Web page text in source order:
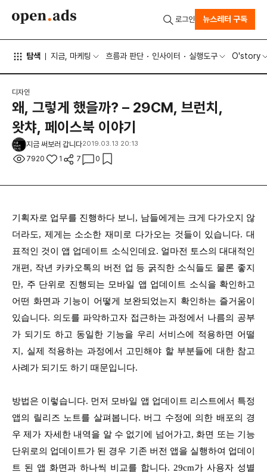
탐색 지금, 마케팅 흐름과 판단 인사이터 실행도구 O'story
로그인 뉴스레터 구독
디자인
왜, 그렇게 했을까? – 29CM, 브런치,
왓챠, 페이스북 이야기
지금 써보러 갑니다2019.03.13 20:13
7920 1 7 0
기획자로 업무를 진행하다 보니, 남들에게는 크게 다가오지 않
더라도, 제게는 소소한 재미로 다가오는 것들이 있습니다. 대
표적인 것이 앱 업데이트 소식인데요. 얼마전 토스의 대대적인
개편, 작년 카카오톡의 버전 업 등 굵직한 소식들도 물론 좋지
만, 주 단위로 진행되는 모바일 앱 업데이트 소식을 확인하고
어떤 화면과 기능이 어떻게 보완되었는지 확인하는 즐거움이
있습니다. 의도를 파악하고자 접근하는 과정에서 나름의 공부
가 되기도 하고 동일한 기능을 우리 서비스에 적용하면 어떨
지, 실제 적용하는 과정에서 고민해야 할 부분들에 대한 참고
사례가 되기도 하기 때문입니다.
방법은 이렇습니다. 먼저 모바일 앱 업데이트 리스트에서 특정
앱의 릴리즈 노트를 살펴봅니다. 버그 수정에 의한 배포의 경
우 제가 자세한 내역을 알 수 없기에 넘어가고, 화면 또는 기능
단위로의 업데이트가 된 경우 기존 버전 앱을 실행하여 업데이
트 된 앱 화면과 하나씩 비교를 합니다. 29cm가 사용자 성별